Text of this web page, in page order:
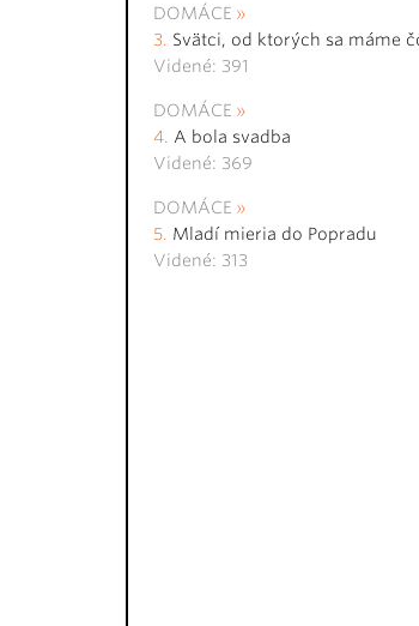
DOMÁCE
Svätci, od ktorých sa máme
Videné: 391
DOMÁCE
A bola svadba
Videné: 369
DOMÁCE
Mladí mieria do Popradu
Videné: 313